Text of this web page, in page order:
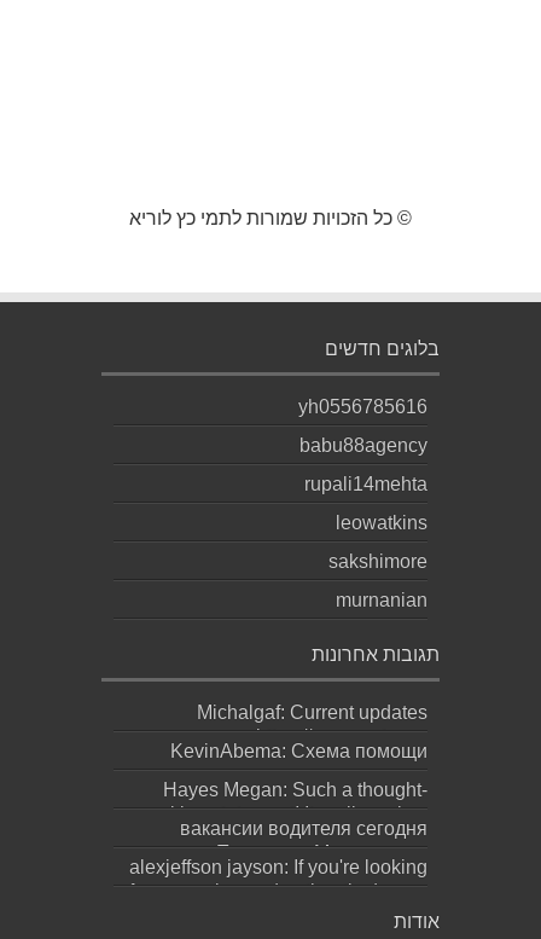
© כל הזכויות שמורות לתמי כץ לוריא
בלוגים חדשים
yh0556785616
babu88agency
rupali14mehta
leowatkins
sakshimore
murnanian
תגובות אחרונות
Michalgaf: Current updates
https://sapreqot.com...
KevinAbema: Схема помощи
зависит от состояния, стажа
употребления, проти...
Hayes Megan: Such a thought-
provoking statement! It really makes
you ques...
вакансии водителя сегодня
москва: Переезд в Москву ради
работы не должен превращаться
alexjeffson jayson: If you're looking
for a genuine and authentic degree
(bachel...
אודות